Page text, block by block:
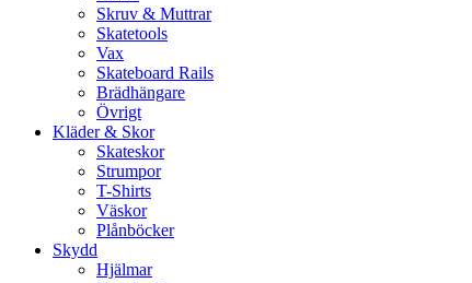
Skruv & Muttrar
Skatetools
Vax
Skateboard Rails
Brädhängare
Övrigt
Kläder & Skor
Skateskor
Strumpor
T-Shirts
Väskor
Plånböcker
Skydd
Hjälmar